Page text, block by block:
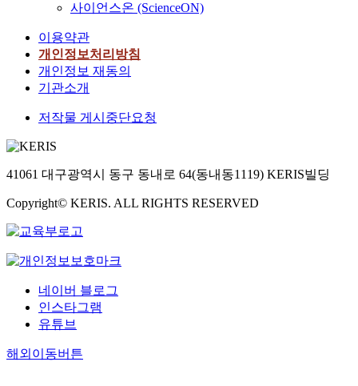
사이언스온 (ScienceON)
이용약관
개인정보처리방침
개인정보 재동의
기관소개
저작물 게시중단요청
41061 대구광역시 동구 동내로 64(동내동1119) KERIS빌딩
Copyright© KERIS. ALL RIGHTS RESERVED
네이버 블로그
인스타그램
유튜브
해외이동버튼